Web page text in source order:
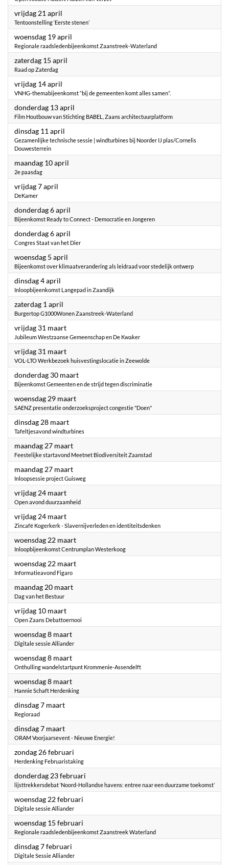
vrijdag 21 april
Tentoonstelling ‘Eerste stenen’
woensdag 19 april
Regionale raadsledenbijeenkomst Zaanstreek-Waterland
zaterdag 15 april
Raad op Zaterdag
vrijdag 14 april
VNHG-themabijeenkomst “bij de gemeenten komt alles samen”.
donderdag 13 april
Film Houtbouw van Stichting BABEL, Zaans architectuurplatform
dinsdag 11 april
Gezamenlijke technische sessie | windturbines bij Noorder IJ plas/Cornelis
Douwesterrein
maandag 10 april
2e paasdag
vrijdag 7 april
DeKamer
donderdag 6 april
Bijeenkomst Ready to Connect - Democratie en Jongeren
donderdag 6 april
Congres Staat van het Dier
woensdag 5 april
Bijeenkomst over klimaatverandering als leidraad voor stedelijk ontwerp
dinsdag 4 april
Inloopbijeenkomst Langepad in Zaandijk
zaterdag 1 april
Burgertop G1000Wonen Zaanstreek-Waterland
vrijdag 31 maart2023
Jubileum Westzaanse Gemeenschap en De Kwaker
vrijdag 31 maart2023
VOL-LTO Werkbezoek huisvestingslocatie in Zeewolde
donderdag 30 maart2023
Bijeenkomst Gemeenten en de strijd tegen discriminatie
woensdag 29 maart2023
SAENZ presentatie onderzoeksproject congestie "Doen"
dinsdag 28 maart2023
Tafeltjesavond windturbines
maandag 27 maart2023
Feestelijke startavond Meetnet Biodiversiteit Zaanstad
maandag 27 maart2023
Inloopsessie project Guisweg
vrijdag 24 maart2023
Open avond duurzaamheid
vrijdag 24 maart2023
Zincafé Kogerkerk - Slavernijverleden en identiteitsdenken
woensdag 22 maart2023
Inloopbijeenkomst Centrumplan Westerkoog
woensdag 22 maart2023
Informatieavond Figaro
maandag 20 maart2023
Dag van het Bestuur
vrijdag 10 maart2023
Open Zaans Debattoernooi
woensdag 8 maart2023
Digitale sessie Alliander
woensdag 8 maart2023
Onthulling wandelstartpunt Krommenie-Assendelft
woensdag 8 maart2023
Hannie Schaft Herdenking
dinsdag 7 maart2023
Regioraad
dinsdag 7 maart2023
ORAM Voorjaarsevent - Nieuwe Energie!
zondag 26 februari
Herdenking Februaristaking
donderdag 23 februari
lijsttrekkersdebat ‘Noord-Hollandse havens: entree naar een duurzame toekomst’
woensdag 22 februari
Digitale sessie Alliander
woensdag 15 februari
Regionale raadsledenbijeenkomst Zaanstreek Waterland
dinsdag 7 februari
Digitale Sessie Alliander